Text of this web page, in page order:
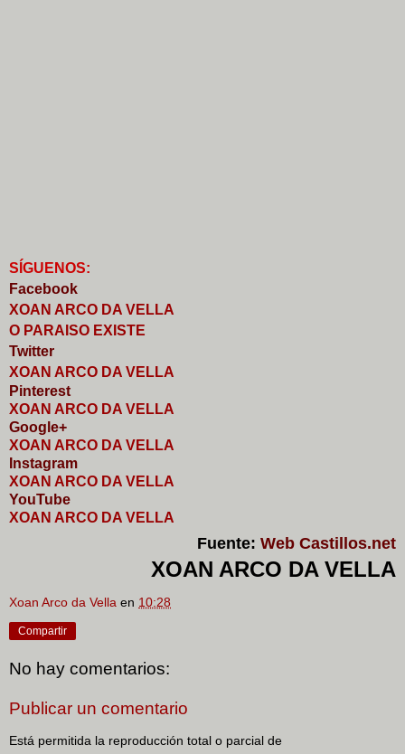
S GUENOS:
Facebook
XOAN ARCO DA VELLA
O PARAISO EXISTE
Twitter
XOAN ARCO DA VELLA
Pinterest
XOAN ARCO DA VELLA
Google+
XOAN ARCO DA VELLA
nstagram
XOAN ARCO DA VELLA
YouTube
XOAN ARCO DA VELLA
Fuente: Web Castillos.net
XOAN ARCO DA VELLA
Xoan Arco da Vella en 10:28
Compartir
No hay comentarios:
Publicar un comentario
Está permitida la reproducción total o parcial de